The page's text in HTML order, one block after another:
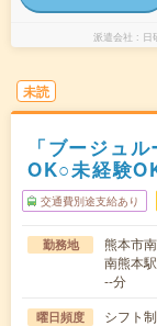
派遣会社 日
未読
「ブージュ
OK○未経験
交通費別途支給あり
勤務地
熊本市
南熊本
--分
曜日頻度 シフト制